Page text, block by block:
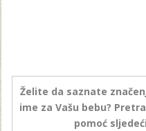
Želite da saznate
ime za Vašu bebu?
pomoć